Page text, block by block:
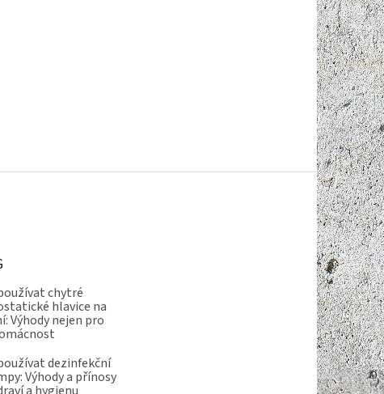
chytré
hlavice na
Výhody nejen pro
dezinfekční
Výhody a přínosy